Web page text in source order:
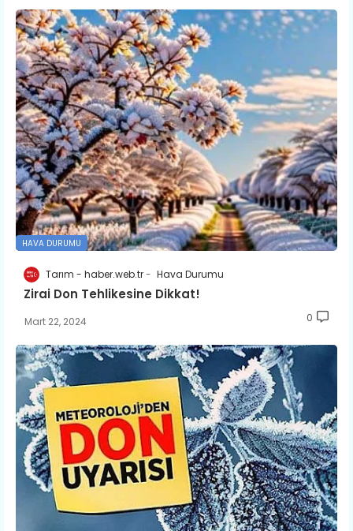
HAVA DURUMU
Tarım - haber.web.tr Hava Durumu
Zirai Don Tehlikesine Dikkat!
Mart 22, 2024 0